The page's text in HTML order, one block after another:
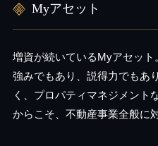
Myアセット
増資が続いているMyアセッ
強みでもあり、説得力でもあ
く、プロパティマネジメント
からこそ、不動産事業全般に